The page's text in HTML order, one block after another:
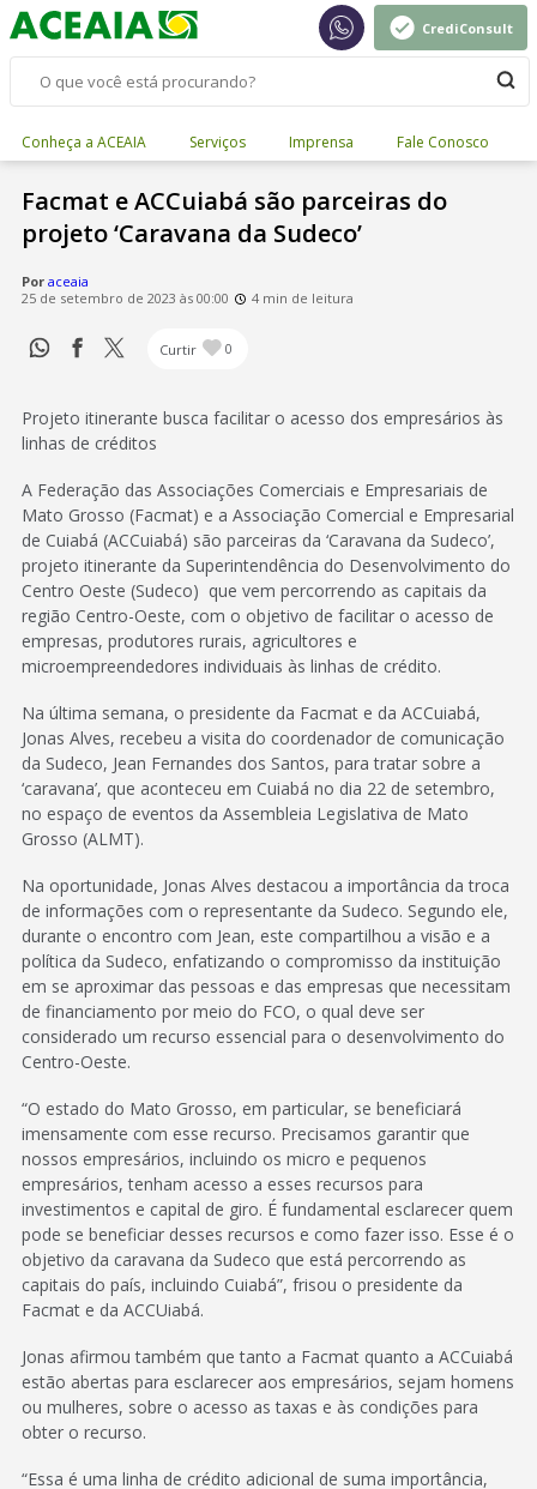
CrediConsult
Conheça a ACEAIA Serviços Imprensa Fale Conosco
Facmat e ACCuiabá são parceiras do
projeto ‘Caravana da Sudeco’
Por aceaia
25 de setembro de 2023 às 00:00
4 min de leitura
Curtir 0
Projeto itinerante busca facilitar o acesso dos empresários às
linhas de créditos
A Federação das Associações Comerciais e Empresariais de
Mato Grosso (Facmat) e a Associação Comercial e Empresarial
de Cuiabá (ACCuiabá) são parceiras da ‘Caravana da Sudeco’,
projeto itinerante da Superintendência do Desenvolvimento do
Centro Oeste (Sudeco) que vem percorrendo as capitais da
região Centro-Oeste, com o objetivo de facilitar o acesso de
empresas, produtores rurais, agricultores e
microempreendedores individuais às linhas de crédito.
Na última semana, o presidente da Facmat e da ACCuiabá,
Jonas Alves, recebeu a visita do coordenador de comunicação
da Sudeco, Jean Fernandes dos Santos, para tratar sobre a
‘caravana’, que aconteceu em Cuiabá no dia 22 de setembro,
no espaço de eventos da Assembleia Legislativa de Mato
Grosso (ALMT).
Na oportunidade, Jonas Alves destacou a importância da troca
de informações com o representante da Sudeco. Segundo ele,
durante o encontro com Jean, este compartilhou a visão e a
política da Sudeco, enfatizando o compromisso da instituição
em se aproximar das pessoas e das empresas que necessitam
de financiamento por meio do FCO, o qual deve ser
considerado um recurso essencial para o desenvolvimento do
Centro-Oeste.
“O estado do Mato Grosso, em particular, se beneficiará
imensamente com esse recurso. Precisamos garantir que
nossos empresários, incluindo os micro e pequenos
empresários, tenham acesso a esses recursos para
investimentos e capital de giro. É fundamental esclarecer quem
pode se beneficiar desses recursos e como fazer isso. Esse é o
objetivo da caravana da Sudeco que está percorrendo as
capitais do país, incluindo Cuiabá”, frisou o presidente da
Facmat e da ACCUiabá.
Jonas afirmou também que tanto a Facmat quanto a ACCuiabá
estão abertas para esclarecer aos empresários, sejam homens
ou mulheres, sobre o acesso as taxas e às condições para
obter o recurso.
“Essa é uma linha de crédito adicional de suma importância,